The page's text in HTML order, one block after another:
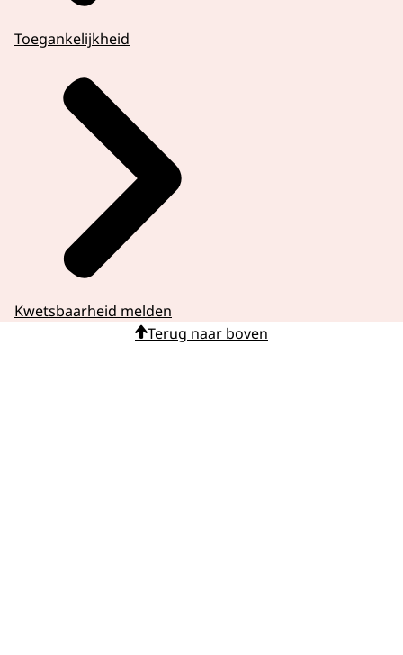
Toegankelijkheid
Kwetsbaarheid melden
Terug naar boven